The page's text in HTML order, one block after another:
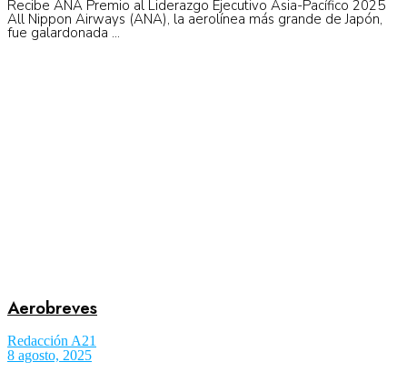
Recibe ANA Premio al Liderazgo Ejecutivo Asia-Pacífico 2025
All Nippon Airways (ANA), la aerolínea más grande de Japón,
fue galardonada ...
Aerobreves
Redacción A21
8 agosto, 2025